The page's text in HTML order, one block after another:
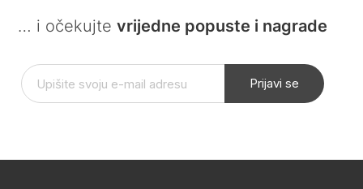
… i očekujte vrijedne popuste i nagrade
Prijavi se